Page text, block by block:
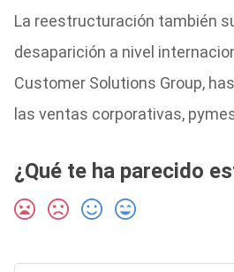
La reestructuración también
desaparición a nivel
Customer Solutions Group,
las ventas corporativas,
¿Qué te ha parecido